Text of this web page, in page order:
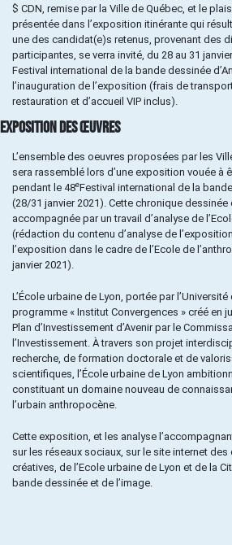
$ CDN, remise par la Ville de Québec, et le
présentée dans l’exposition itinérante qui
une des candidat(e)s retenus, provenant des
participantes, se verra invité, du 28 au 31
Festival international de la bande dessinée
l’inauguration de l’exposition (frais de
restauration et d’accueil VIP inclus).
EXPOSITION DES ŒUVRES
L’ensemble des oeuvres proposées par les
sera rassemblé lors d’une exposition vouée à
pendant le 48eFestival international de la
(28/31 janvier 2021). Cette chronique
accompagnée par un travail d’analyse de
(rédaction du contenu d’analyse de
l’exposition dans le cadre de l’Ecole de
janvier 2021).
L’École urbaine de Lyon, portée par l’Université
programme « Institut Convergences » créé en
Plan d’Investissement d’Avenir par le
l’Investissement. À travers son projet
recherche, de formation doctorale et de
scientifiques, l’École urbaine de Lyon
constituant un domaine nouveau de
l’urbain anthropocène.
Cette exposition, et les analyse
sur les réseaux sociaux, sur le site internet
créatives, de l’Ecole urbaine de Lyon et de la
bande dessinée et de l’image.